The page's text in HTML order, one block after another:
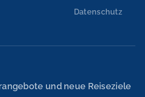
Datenschutz
und neue Reiseziele